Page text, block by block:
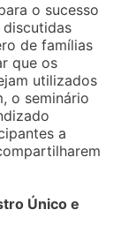
o sucesso
de famílias
que os
utilizados
o seminário
a
Único e